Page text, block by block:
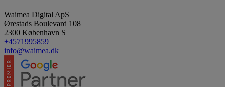
Waimea Digital ApS
Ørestads Boulevard 108
2300 København S
+4571995859
info@waimea.dk